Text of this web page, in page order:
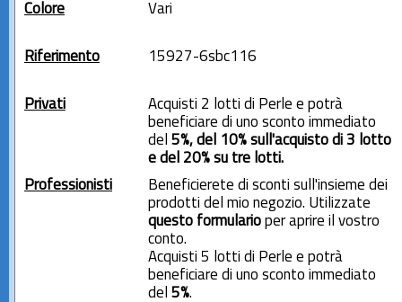
Colore
Vari
Riferimento 15927-6sbc116
Privati
Acquisti 2 lotti di Perle e potrà
beneficiare di uno sconto immediato
del 5%, del 10% sull'acquisto di 3 lotto
e del 20% su tre lotti.
Professionisti
Beneficierete di sconti sull'insieme dei
prodotti del mio negozio. Utilizzate
questo formularioper aprire il vostro
conto.
Acquisti 5 lotti di Perle e potrà
beneficiare di uno sconto immediato
del 5%.